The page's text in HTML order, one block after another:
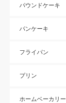
パウンドケーキ
パンケーキ
フライパン
プリン
ホームベーカリー